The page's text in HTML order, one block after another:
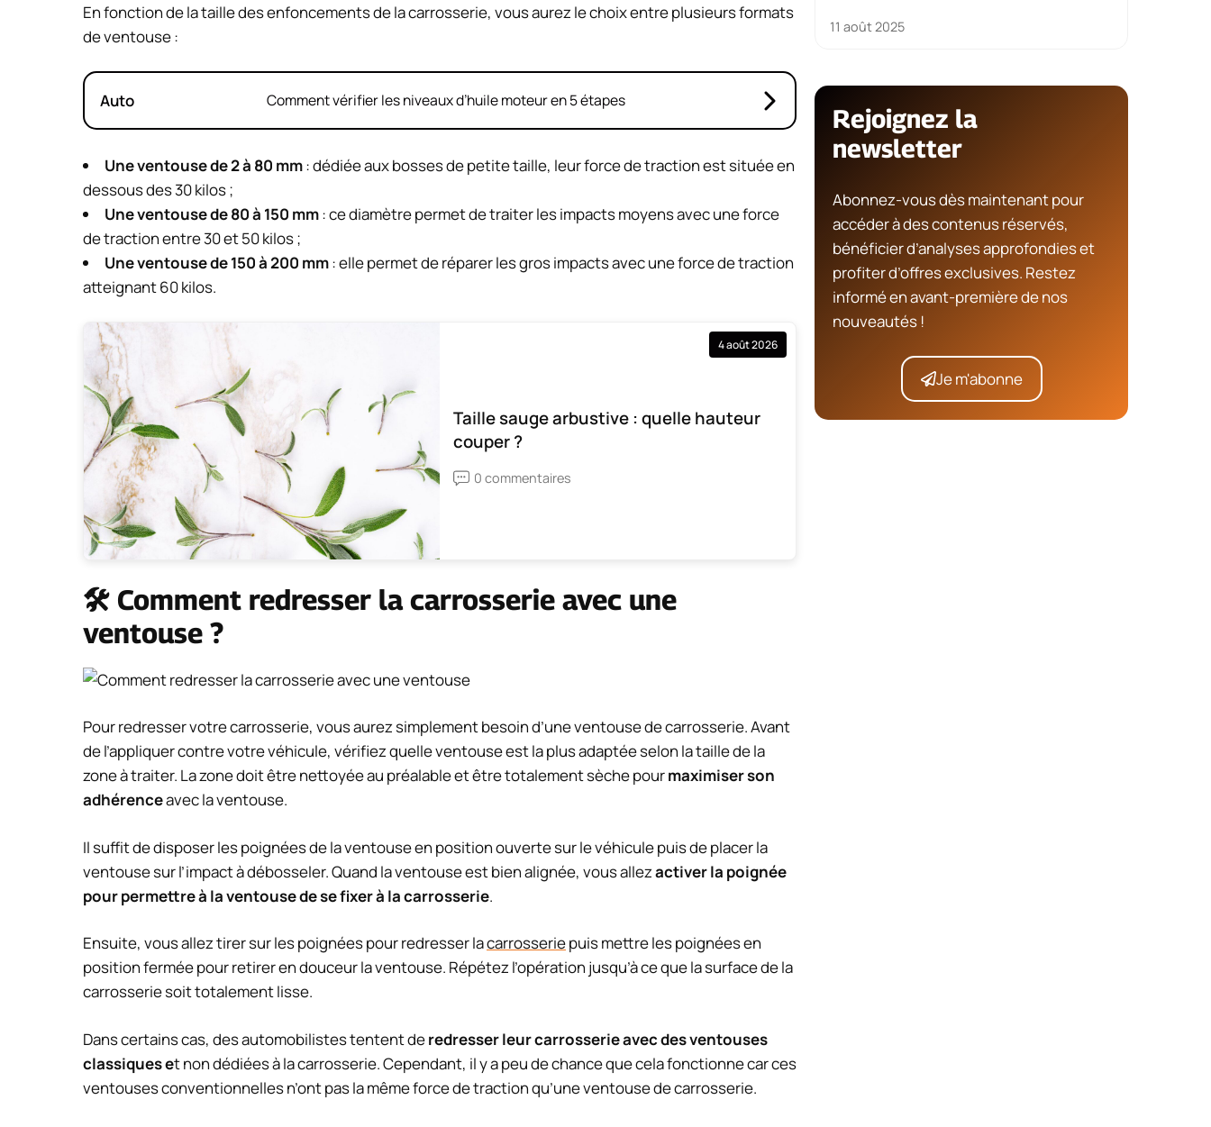
En fonction de la taille des enfoncements de la carrosserie, vous aurez le choix entre plusieurs formats
de ventouse :
Auto Comment vérifier les niveaux d’huile moteur en 5 étapes
Une ventouse de 2 à 80 mm: dédiée aux bosses de petite taille, leur force de traction est située en
dessous des 30 kilos ;
Une ventouse de 80 à 150 mm: ce diamètre permet de traiter les impacts moyens avec une force
de traction entre 30 et 50 kilos ;
Une ventouse de 150 à 200 mm: elle permet de réparer les gros impacts avec une force de traction
atteignant 60 kilos.
4 août 2026
Taille sauge arbustive : quelle hauteur
couper ?
0 commentaires
🛠️ Comment redresser la carrosserie avec une
ventouse ?
Pour redresser votre carrosserie, vous aurez simplement besoin d’une ventouse de carrosserie. Avant
de l’appliquer contre votre véhicule, vérifiez quelle ventouse est la plus adaptée selon la taille de la
zone à traiter. La zone doit être nettoyée au préalable et être totalement sèche pourmaximiser son
adhérenceavec la ventouse.
Il suffit de disposer les poignées de la ventouse en position ouverte sur le véhicule puis de placer la
ventouse sur l’impact à débosseler. Quand la ventouse est bien alignée, vous allezactiver la poignée
pour permettre à la ventouse de se fixer à la carrosserie.
Ensuite, vous allez tirer sur les poignées pour redresser lacarrosseriepuis mettre les poignées en
position fermée pour retirer en douceur la ventouse. Répétez l’opération jusqu’à ce que la surface de la
carrosserie soit totalement lisse.
Dans certains cas, des automobilistes tentent deredresser leur carrosserie avec des ventouses
classiques et non dédiées à la carrosserie. Cependant, il y a peu de chance que cela fonctionne car ces
ventouses conventionnelles n’ont pas la même force de traction qu’une ventouse de carrosserie.
11 août 2025
Rejoignez la
newsletter
Abonnez-vous dès maintenant pour
accéder à des contenus réservés,
bénéficier d’analyses approfondies et
profiter d’offres exclusives. Restez
informé en avant-première de nos
nouveautés !
Je m'abonne